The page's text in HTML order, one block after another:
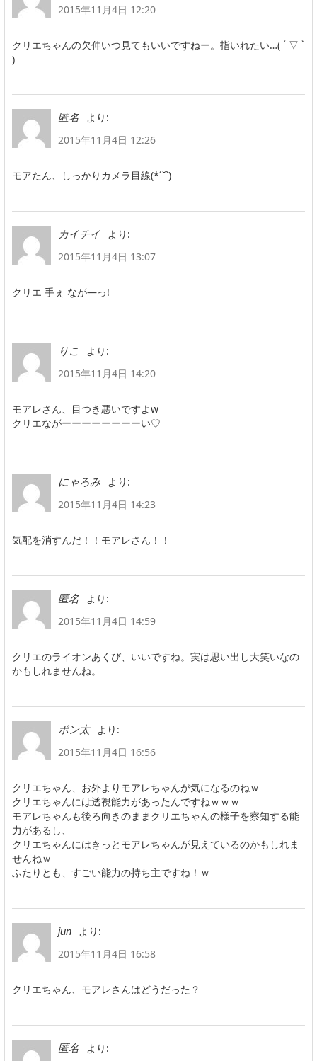
2015年11月4日 12:20
クリエちゃんの欠伸いつ見てもいいですねー。指いれたい…( ´ ▽ `
)
匿名
より:
2015年11月4日 12:26
モアたん、しっかりカメラ目線(*´˘`)
カイチイ
より:
2015年11月4日 13:07
クリエ 手ぇ なが―っ!
りこ
より:
2015年11月4日 14:20
モアレさん、目つき悪いですよw
クリエながーーーーーーーーい♡
にゃろみ
より:
2015年11月4日 14:23
気配を消すんだ！！モアレさん！！
匿名
より:
2015年11月4日 14:59
クリエのライオンあくび、いいですね。実は思い出し大笑いなの
かもしれませんね。
ポン太
より:
2015年11月4日 16:56
クリエちゃん、お外よりモアレちゃんが気になるのねｗ
クリエちゃんには透視能力があったんですねｗｗｗ
モアレちゃんも後ろ向きのままクリエちゃんの様子を察知する能
力があるし、
クリエちゃんにはきっとモアレちゃんが見えているのかもしれま
せんねｗ
ふたりとも、すごい能力の持ち主ですね！ｗ
jun
より:
2015年11月4日 16:58
クリエちゃん、モアレさんはどうだった？
匿名
より: